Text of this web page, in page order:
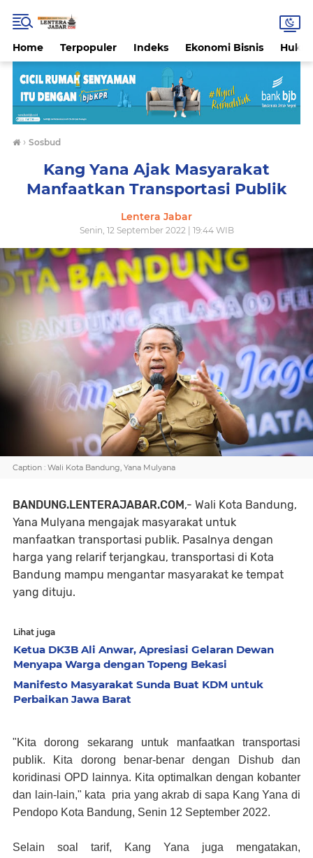
Home Terpopuler Indeks Ekonomi Bisnis
› Sosbud
Kang Yana Ajak Masyarakat
Manfaatkan Transportasi Publik
Lentera Jabar
Senin, 12 September 2022 | 19:44 WIB
Caption : Wali Kota Bandung, Yana Mulyana
BANDUNG.LENTERAJABAR.COM,- Wali Kota Bandung,
Yana Mulyana mengajak masyarakat untuk
manfaatkan transportasi publik. Pasalnya dengan
harga yang relarif terjangkau, transportasi di Kota
Bandung mampu mengantar masyarakat ke tempat
yang dituju.
Lihat juga
Ketua DK3B Ali Anwar, Apresiasi Gelaran Dewan
Menyapa Warga dengan Topeng Bekasi
Manifesto Masyarakat Sunda Buat KDM untuk
Perbaikan Jawa Barat
"Kita dorong sekarang untuk manfaatkan transportasi
publik. Kita dorong benar-benar dengan Dishub dan
koridinasi OPD lainnya. Kita optimalkan dengan kobanter
dan lain-lain," kata pria yang akrab di sapa Kang Yana di
Pendopo Kota Bandung, Senin 12 September 2022.
Selain soal tarif, Kang Yana juga mengatakan,